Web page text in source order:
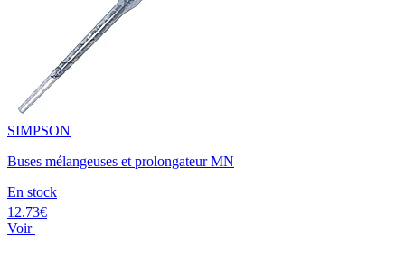
SIMPSON
Buses mélangeuses et prolongateur MN
En stock
12.73€
Voir